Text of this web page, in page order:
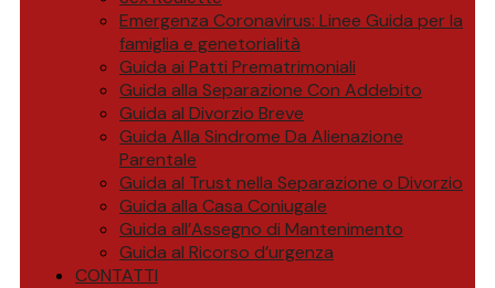
Emergenza Coronavirus: Linee Guida per la
famiglia e genetorialità
Guida ai Patti Prematrimoniali
Guida alla Separazione Con Addebito
Guida al Divorzio Breve
Guida Alla Sindrome Da Alienazione
Parentale
Guida al Trust nella Separazione o Divorzio
Guida alla Casa Coniugale
Guida all’Assegno di Mantenimento
Guida al Ricorso d’urgenza
CONTATTI